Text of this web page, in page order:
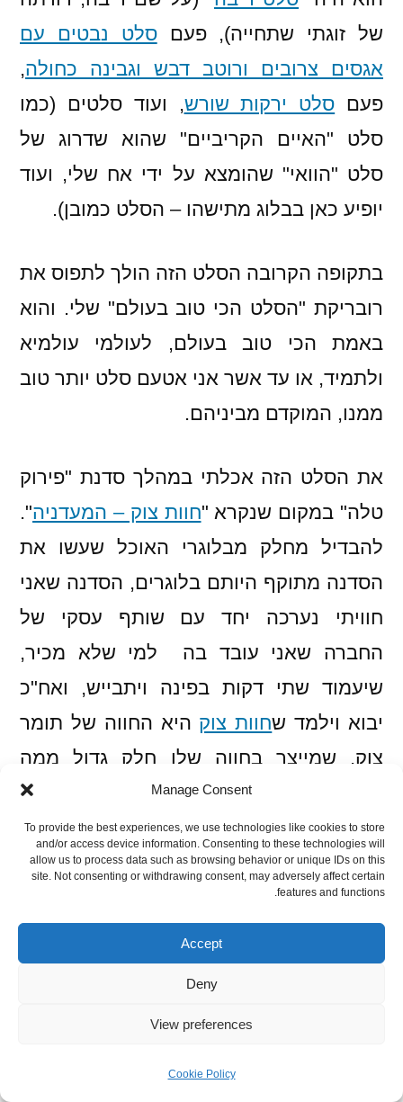
Manage Consent
To provide the best experiences, we use technologies like cookies to store
and/or access device information. Consenting to these technologies will
allow us to process data such as browsing behavior or unique IDs on this
site. Not consenting or withdrawing consent, may adversely affect certain
features and functions.
Accept
Deny
View preferences
Cookie Policy
של זוגתי שתחייה), פעםסלט נבטים עם
אגסים צרובים ורוטב דבש וגבינה כחולה,
פעם סלט ירקות שורש, ועוד סלטים (כמו
סלט "האיים הקריביים" שהוא שדרוג של
סלט "הוואי" שהומצא על ידי אח שלי, ועוד
יופיע כאן בבלוג מתישהו – הסלט כמובן).
בתקופה הקרובה הסלט הזה הולך לתפוס את
רובריקת "הסלט הכי טוב בעולם" שלי. והוא
באמת הכי טוב בעולם, לעולמי עולמיא
ולתמיד, או עד אשר אני אטעם סלט יותר טוב
ממנו, המוקדם מביניהם.
את הסלט הזה אכלתי במהלך סדנת "פירוק
טלה" במקום שנקרא "חוות צוק – המעדניה".
להבדיל מחלק מבלוגרי האוכל שעשו את
הסדנה מתוקף היותם בלוגרים, הסדנה שאני
חוויתי נערכה יחד עם שותף עסקי של
החברה שאני עובד בה למי שלא מכיר,
שיעמוד שתי דקות בפינה ויתבייש, ואח"כ
יבוא וילמד שחוות צוק היא החווה של תומר
צוק, שמייצר בחווה שלו חלק גדול ממה
שהמעדניה מוכרת, ואת מה שהוא לא מייצר
הוא מביא ממקורות טובים ואיכותיים מאוד,
שאת חלקם (ובצדק כנראה) הוא לא מסגיר.
את הערק המחתרתי (ככה קוראים) לא הוא
לא מסגיר, ובצדק – מדובר אולי בערק הכי
טעים ששתיתי בחיים שלי.
"סדנת פירוק טלה" הועברה גם לקבוצה של
בלוגרים, אבל מאחר ואני סבלתי מעל צלחות